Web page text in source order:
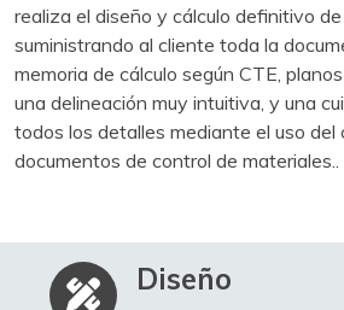
realiza el diseño y cálculo definitivo de
suministrando al cliente toda la
memoria de cálculo según CTE,
una delineación muy intuitiva, y una
todos los detalles mediante el uso del
documentos de control de materiales.
Diseño